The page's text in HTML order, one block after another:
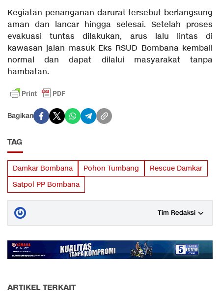
Kegiatan penanganan darurat tersebut berlangsung
aman dan lancar hingga selesai. Setelah proses
evakuasi tuntas dilakukan, arus lalu lintas di
kawasan jalan masuk Eks RSUD Bombana kembali
normal dan dapat dilalui masyarakat tanpa
hambatan.
Bagikan
TAG
Damkar Bombana Pohon Tumbang
Rescue Damkar
Satpol PP Bombana
Tim Redaksi
ARTIKEL TERKAIT